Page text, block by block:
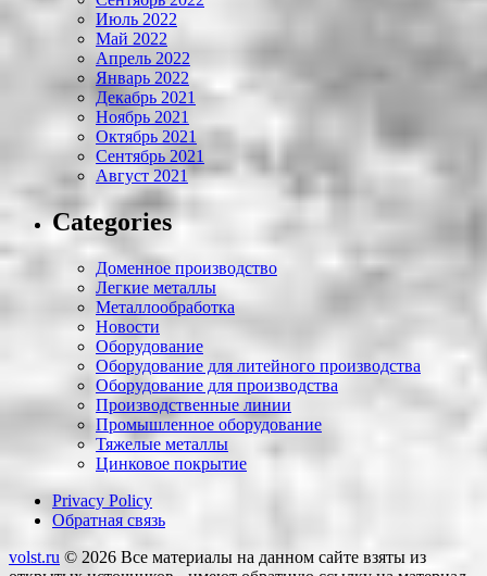
Июль 2022
Май 2022
Апрель 2022
Январь 2022
Декабрь 2021
Ноябрь 2021
Октябрь 2021
Сентябрь 2021
Август 2021
Categories
Доменное производство
Легкие металлы
Металлообработка
Новости
Оборудование
Оборудование для литейного производства
Оборудование для производства
Производственные линии
Промышленное оборудование
Тяжелые металлы
Цинковое покрытие
Privacy Policy
Обратная связь
volst.ru © 2026 Все материалы на данном сайте взяты из